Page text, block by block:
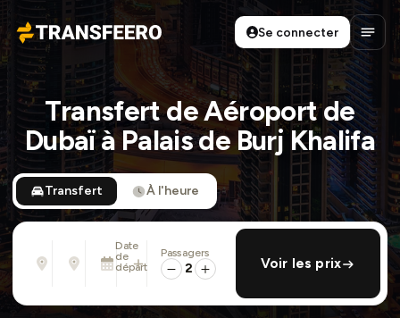
Transfeero
Se connecter
Transfert de Aéroport de
Dubaï à Palais de Burj Khalifa
Transfert À l'heure
Adresse, aéroport, hôtel, ...
Adresse, aéroport, hôtel, ...
Date
de
départ
Lun. 10 Août · 13:45
ajouter retour
Passagers
2 Voir les prix